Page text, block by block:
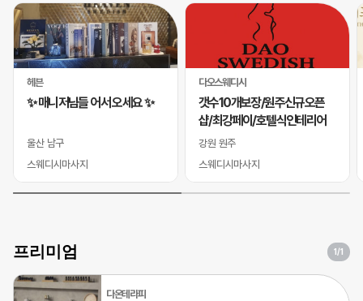
헤븐
✨ 매니저님들 어서 오세요 ✨
울산 남구
스웨디시마사지
다오스웨디시
갯수10개보장/원주신규오픈
샵/최강페이/호텔식인테리어
강원 원주
스웨디시마사지
프리미엄 1/1
다온테라피